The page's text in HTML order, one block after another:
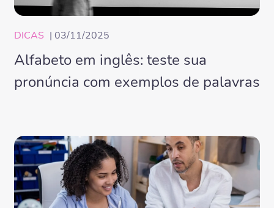
DICAS | 03/11/2025
Alfabeto em inglês: teste sua
pronúncia com exemplos de palavras